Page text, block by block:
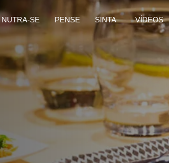
NUTRA-SE PENSE SINTA VÍDEOS